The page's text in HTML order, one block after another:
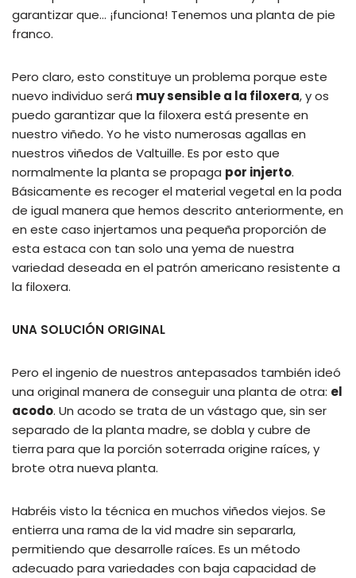
garantizar que… ¡funciona! Tenemos una planta de pie
franco.
Pero claro, esto constituye un problema porque este
nuevo individuo será muy sensible a la filoxera, y os
puedo garantizar que la filoxera está presente en
nuestro viñedo. Yo he visto numerosas agallas en
nuestros viñedos de Valtuille. Es por esto que
normalmente la planta se propaga por injerto.
Básicamente es recoger el material vegetal en la poda
de igual manera que hemos descrito anteriormente, en
en este caso injertamos una pequeña proporción de
esta estaca con tan solo una yema de nuestra
variedad deseada en el patrón americano resistente a
la filoxera.
UNA SOLUCIÓN ORIGINAL
Pero el ingenio de nuestros antepasados también ideó
una original manera de conseguir una planta de otra: el
acodo. Un acodo se trata de un vástago que, sin ser
separado de la planta madre, se dobla y cubre de
tierra para que la porción soterrada origine raíces, y
brote otra nueva planta.
Habréis visto la técnica en muchos viñedos viejos. Se
entierra una rama de la vid madre sin separarla,
permitiendo que desarrolle raíces. Es un método
adecuado para variedades con baja capacidad de